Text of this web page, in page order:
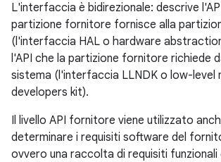
L'interfaccia è bidirezionale: descrive
partizione fornitore fornisce alla
(l'interfaccia HAL o hardware
l'API che la partizione fornitore richiede
sistema (l'interfaccia LLNDK o low-level
developers kit).
Il livello API fornitore viene utilizzato
determinare i requisiti software del
ovvero una raccolta di requisiti funzionali